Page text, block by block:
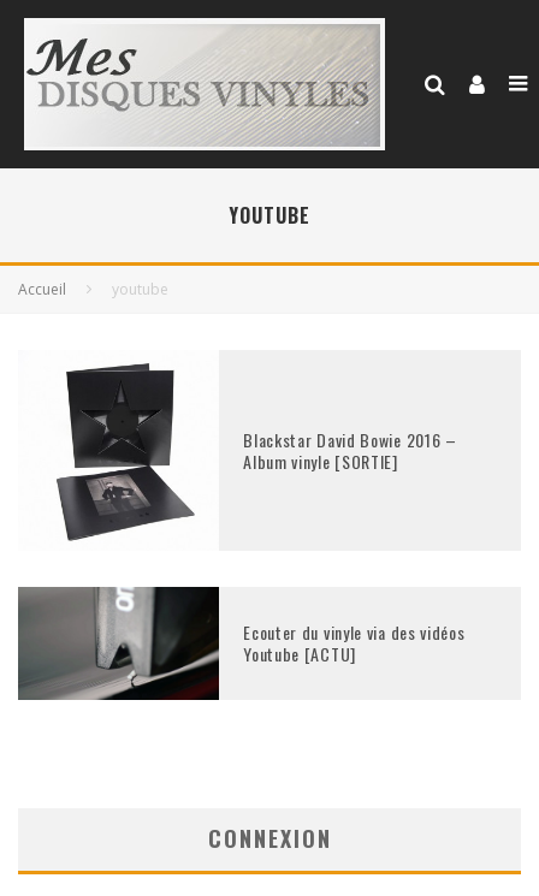
YOUTUBE
Accueil youtube
Blackstar David Bowie 2016 –
Album vinyle [SORTIE]
Ecouter du vinyle via des vidéos
Youtube [ACTU]
CONNEXION